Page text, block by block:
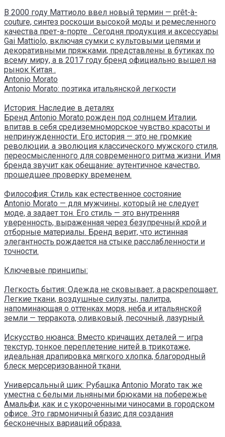
В 2000 году Маттиоло ввел новый термин — prêt-à-
couture, синтез роскоши высокой моды и ремесленного
качества прет-а-порте . Сегодня продукция и аксессуары
Gai Mattiolo, включая сумки с культовыми цепями и
декоративными пряжками, представлены в бутиках по
всему миру, а в 2017 году бренд официально вышел на
рынок Китая .
Antonio Morato
Antonio Morato: поэтика итальянской легкости
История: Наследие в деталях
Бренд Antonio Morato рожден под солнцем Италии,
впитав в себя средиземноморское чувство красоты и
непринужденности. Его история — это не громкие
революции, а эволюция классического мужского стиля,
переосмысленного для современного ритма жизни. Имя
бренда звучит как обещание: аутентичное качество,
прошедшее проверку временем.
Философия: Стиль как естественное состояние
Antonio Morato — для мужчины, который не следует
моде, а задает тон. Его стиль — это внутренняя
уверенность, выраженная через безупречный крой и
отборные материалы. Бренд верит, что истинная
элегантность рождается на стыке расслабленности и
точности.
Ключевые принципы:
Легкость бытия: Одежда не сковывает, а раскрепощает.
Легкие ткани, воздушные силуэты, палитра,
напоминающая о оттенках моря, неба и итальянской
земли — терракота, оливковый, песочный, лазурный.
Искусство нюанса: Вместо кричащих деталей — игра
текстур, тонкое переплетение нитей в трикотаже,
идеальная драпировка мягкого хлопка, благородный
блеск мерсеризованной ткани.
Универсальный шик: Рубашка Antonio Morato так же
уместна с белыми льняными брюками на побережье
Амальфи, как и с укороченными чиносами в городском
офисе. Это гармоничный базис для создания
бесконечных вариаций образа.